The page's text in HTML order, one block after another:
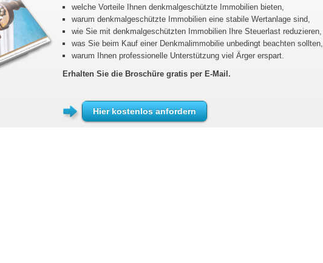
welche Vorteile Ihnen denkmalgeschützte Immobilien bieten,
warum denkmalgeschützte Immobilien eine stabile Wertanlage sind,
wie Sie mit denkmalgeschützten Immobilien Ihre Steuerlast reduzieren,
was Sie beim Kauf einer Denkmalimmobilie unbedingt beachten sollten,
warum Ihnen professionelle Unterstützung viel Ärger erspart.
Erhalten Sie die Broschüre gratis per E-Mail.
Hier kostenlos anfordern